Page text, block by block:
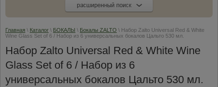
Главная \ Каталог \ БОКАЛЫ \ Бокалы ZALTO \ Набор Zalto Universal Red & White
Wine Glass Set of 6 / Набор из 6 универсальных бокалов Цальто 530 мл.
Набор Zalto Universal Red & White Wine
Glass Set of 6 / Набор из 6
универсальных бокалов Цальто 530 мл.